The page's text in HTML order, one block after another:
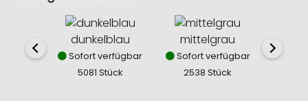
dunkelblau
Sofort verfügbar
5081 Stück
mittelgrau
Sofort verfügbar
2538 Stück